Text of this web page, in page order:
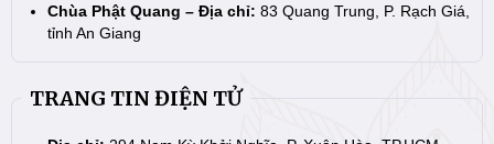
Chùa Phật Quang – Địa chỉ: 83 Quang Trung, P. Rạch Giá,
tỉnh An Giang
TRANG TIN ĐIỆN TỬ